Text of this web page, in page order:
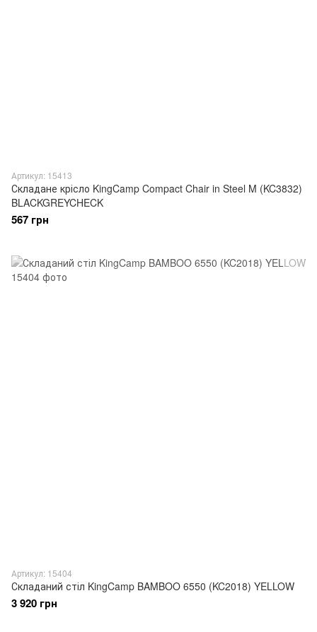
Артикул: 15413
Складане крісло KingCamp Compact Chair in Steel M (KC3832)
BLACKGREYCHECK
567 грн
Артикул: 15404
Складаний стіл KingCamp BAMBOO 6550 (KC2018) YELLOW
3 920 грн